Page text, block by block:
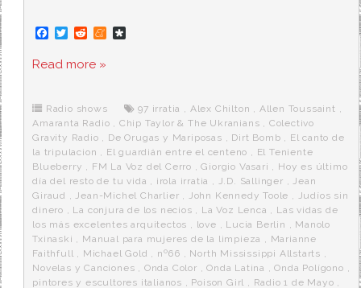
F
c
e
o
k
T
i
t
r
R
d
d
M
e
r
a
Read more »
Radio shows 97 irratia , Alex Chilton , Allen Toussaint ,
Amaranta Radio , Chip Taylor & The Ukranians , Colectivo
Gravity Radio , De Orugas y Mariposas , Dirt Bomb , El canto de
la tripulacion , El guardián entre el centeno , El Teniente
Blueberry , FM La Voz del Cerro ,Giorgio Vasari , Hoy es último
día del resto de tu vida , irola irratia , J.D. Sallinger ,Jean
Giraud ,Jean-Michel Charlier , John Kennedy Toole , Judíos sin
dinero , La conjura de los necios , La Voz Lenca , Las vidas de
los más excelentes arquitectos , love , Lucia Berlin , Manolo
Txinaski , Manual para mujeres de la limpieza , Marianne
Faithfull , Michael Gold , nº66 , North Mississippi Allstarts ,
Novelas y Canciones , Onda Color ,Onda Latina ,Onda Polígono ,
pintores y escultores italianos , Poison Girl , Radio 1 de Mayo ,